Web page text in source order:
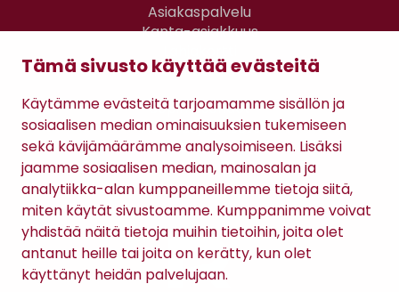
Tämä sivusto käyttää evästeitä
Käytämme evästeitä tarjoamamme sisällön ja
sosiaalisen median ominaisuuksien tukemiseen
sekä kävijämäärämme analysoimiseen. Lisäksi
jaamme sosiaalisen median, mainosalan ja
analytiikka-alan kumppaneillemme tietoja siitä,
miten käytät sivustoamme. Kumppanimme voivat
yhdistää näitä tietoja muihin tietoihin, joita olet
antanut heille tai joita on kerätty, kun olet
käyttänyt heidän palvelujaan.
Asiakaspalvelu
Kanta-asiakkuus
Gomee Ratsula Café
Sopimusehdot
Tietosuojaseloste
Maksutavat